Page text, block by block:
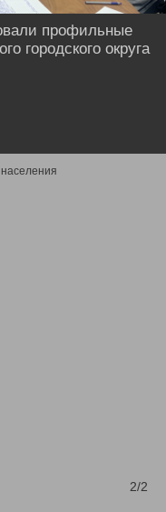
2/2
профильные
городского округа